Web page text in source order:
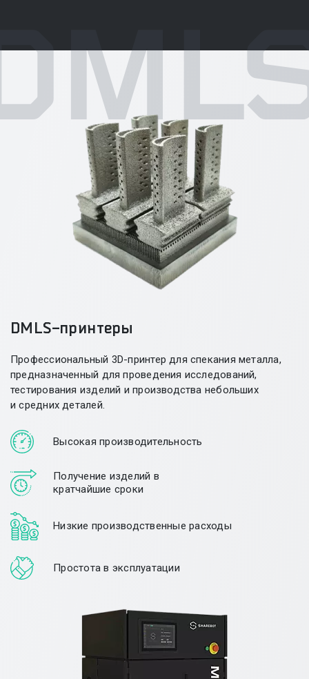
DMLS-принтеры
Профессиональный 3D-принтер для спекания металла,
предназначенный для проведения исследований,
тестирования изделий и производства небольших
и средних деталей.
Высокая производительность
Получение изделий в
кратчайшие сроки
Низкие производственные расходы
Простота в эксплуатации